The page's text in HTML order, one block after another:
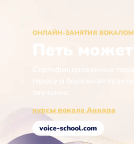
ОНЛАЙН-ЗАНЯТИЯ ВОКАЛОМ
курсы вокала Анкара
voice-school.com